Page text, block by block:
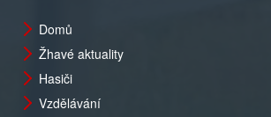
Domů
Žhavé aktuality
Hasiči
Vzdělávání